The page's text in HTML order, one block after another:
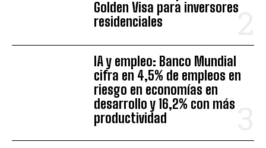
Golden Visa para inversores
residenciales
IA y empleo: Banco Mundial
cifra en 4,5% de empleos en
riesgo en economías en
desarrollo y 16,2% con más
productividad